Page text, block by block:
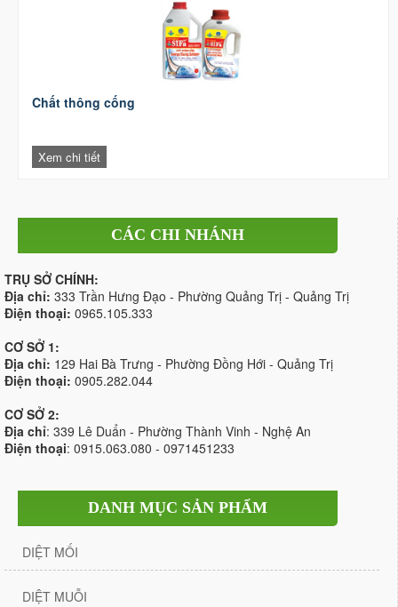
Chất thông cống
Xem chi tiết
CÁC CHI NHÁNH
TRỤ SỞ CHÍNH:
Địa chỉ: 333 Trần Hưng Đạo - Phường Quảng Trị - Quảng Trị
Điện thoại: 0965.105.333
CƠ SỞ 1:
Địa chỉ: 129 Hai Bà Trưng - Phường Đồng Hới - Quảng Trị
Điện thoại: 0905.282.044
CƠ SỞ 2:
Địa chỉ: 339 Lê Duẩn - Phường Thành Vinh - Nghệ An
Điện thoại: 0915.063.080 - 0971451233
DANH MỤC SẢN PHẨM
DIỆT MỐI
DIỆT MUỖI